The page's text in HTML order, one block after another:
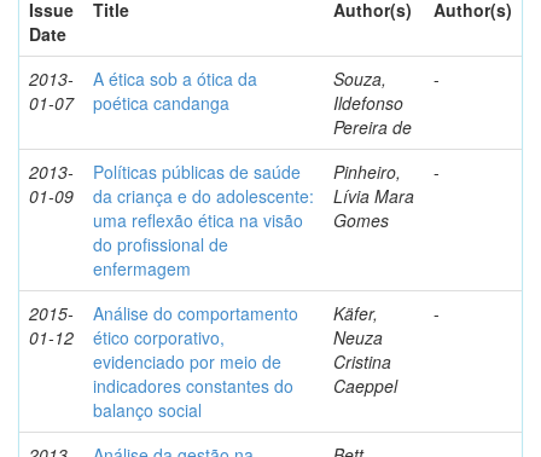
Issue
Date
Title Author(s) Author(s)
2013-
01-07
A ética sob a ótica da
poética candanga
Souza,
Ildefonso
Pereira de
-
2013-
01-09
Políticas públicas de saúde
da criança e do adolescente:
uma reflexão ética na visão
do profissional de
enfermagem
Pinheiro,
Lívia Mara
Gomes
-
2015-
01-12
Análise do comportamento
ético corporativo,
evidenciado por meio de
indicadores constantes do
balanço social
Käfer,
Neuza
Cristina
Caeppel
-